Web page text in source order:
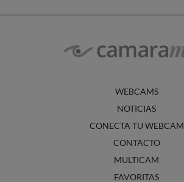
WEBCAMS
NOTICIAS
CONECTA TU WEBCAM
CONTACTO
MULTICAM
FAVORITAS